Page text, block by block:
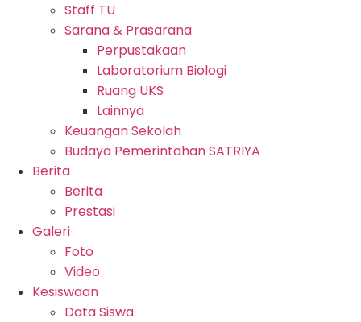
Staff TU
Sarana & Prasarana
Perpustakaan
Laboratorium Biologi
Ruang UKS
Lainnya
Keuangan Sekolah
Budaya Pemerintahan SATRIYA
Berita
Berita
Prestasi
Galeri
Foto
Video
Kesiswaan
Data Siswa